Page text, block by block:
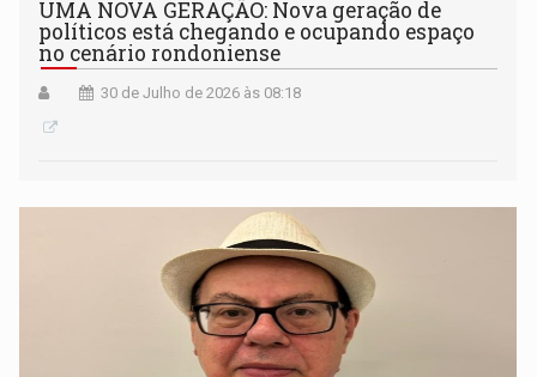
UMA NOVA GERAÇÃO: Nova geração de
políticos está chegando e ocupando espaço
no cenário rondoniense
30 de Julho de 2026 às 08:18